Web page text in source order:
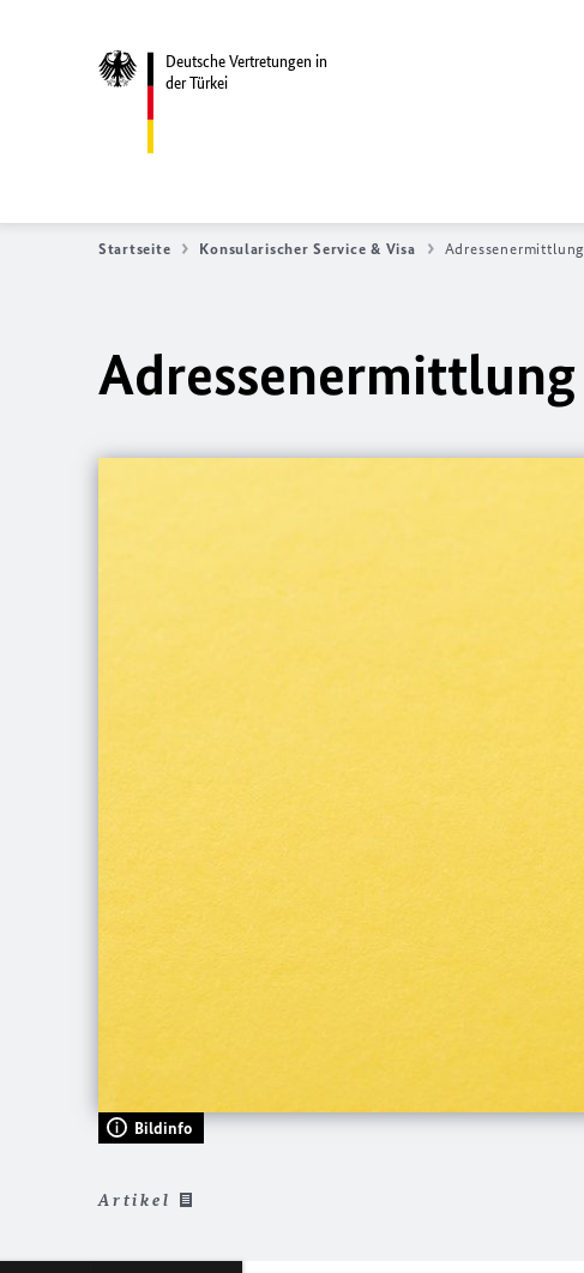
Deutsche Vertretungen in
der Türkei
Startseite Konsularischer Service & Visa Adressenermittlung
Adressenermittlung
Bildinfo
Artikel